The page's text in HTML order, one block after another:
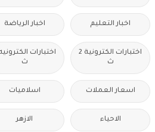
اخبار التعليم اخبار الرياضة
اختبارات الكترونية 2
ث
ث
اسعار العملات اسلاميات
الاحياء الازهر